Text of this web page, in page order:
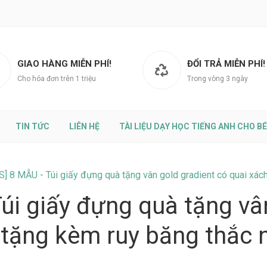
GIAO HÀNG MIỄN PHÍ!
Cho hóa đơn trên 1 triệu
ĐỔI TRẢ MIỄN PHÍ!
Trong vòng 3 ngày
TIN TỨC LIÊN HỆ TÀI LIỆU DẠY HỌC TIẾNG ANH CHO BÉ
8 MẪU - Túi giấy đựng quà tặng vân gold gradient có quai
giấy đựng quà tặng
kèm ruy băng thắc